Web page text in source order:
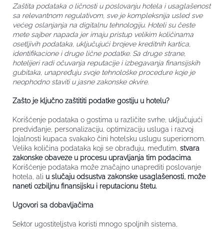
Zaštita podataka o ličnosti u poslovanju hotela i usaglašenost
sa relevantnom regulativom, sve je kompleksnija usled sve
većeg oslanjanja na digitalnu tehnologiju. Hoteli su česte
mete sajber napada jer imaju pristup velikim količinama
osetljivih podataka, uključujući brojeve kreditnih kartica,
identifikacione i druge lične podatke. Sa druge strane,
hotelijeri radi očuvanja reputacije i izbegavanja finansijskih
gubitaka, unapređuju svoje tehnološke procedure koje je
neophodno staviti u jasne zakonske okvire.
Zašto je ključno zaštititi podatke gostiju u hotelu?
Korišćenje podataka o gostima u različite svrhe, uključujući
predviđanje, personalizaciju, optimizaciju usluga i razvoj
lojalnosti kupaca svakako čini hotelsku uslugu superiornom.
Velika količina podataka koji se obrađuju, međutim, stvara
zakonske obaveze u procesu upravljanja tim podacima.
Korišćenje podataka može značajno unaprediti poslovanje
hotela, ali u slučaju odsustva zakonske usaglašenosti, može
naneti ozbiljnu finansijsku i reputacionu štetu.
Ugovori sa dobavljačima
Sektor ugostiteljstva koristi mnogo spoljnih sistema,